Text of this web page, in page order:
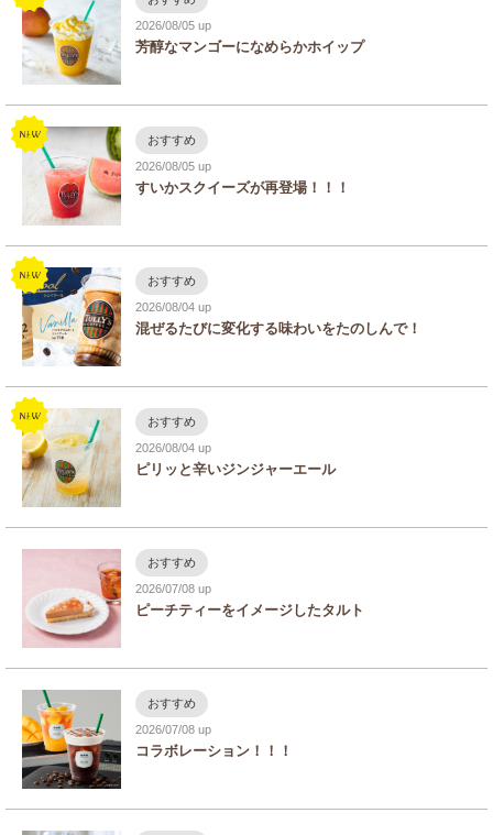
2026/08/05
芳醇なマンゴーになめらかホイップ
おすすめ
2026/08/05
すいかスクイーズが再登場！！！
おすすめ
2026/08/04
混ぜるたびに変化する味わいをたのしんで！
おすすめ
2026/08/04
ピリッと辛いジンジャーエール
おすすめ
2026/07/08
ピーチティーをイメージしたタルト
おすすめ
2026/07/08
コラボレーション！！！